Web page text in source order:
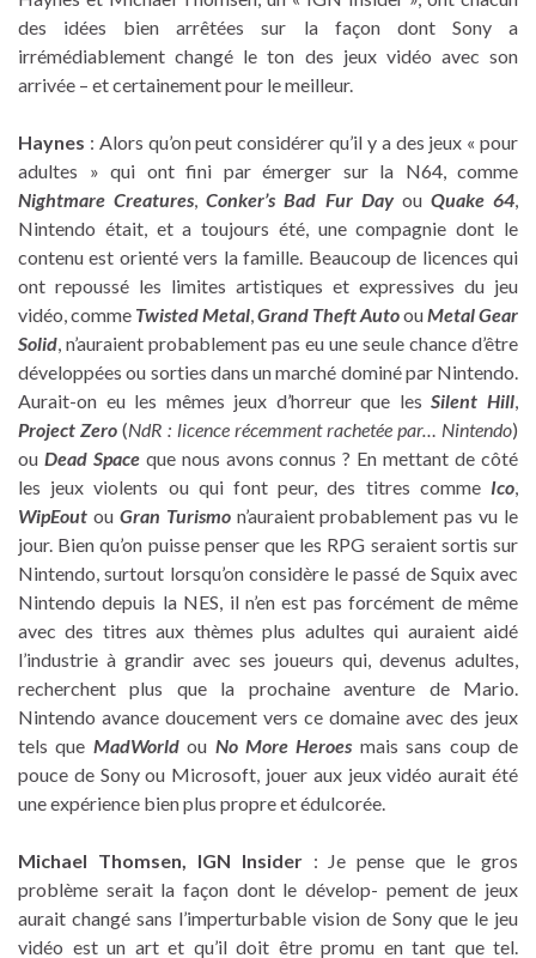
des idées bien arrêtées sur la façon dont Sony a
irrémédiablement changé le ton des jeux vidéo avec son
arrivée – et certainement pour le meilleur.
Haynes : Alors qu’on peut considérer qu’il y a des jeux « pour
adultes » qui ont fini par émerger sur la N64, comme
Nightmare Creatures,Conker’s Bad Fur Dayou Quake 64,
Nintendo était, et a toujours été, une compagnie dont le
contenu est orienté vers la famille. Beaucoup de licences qui
ont repoussé les limites artistiques et expressives du jeu
vidéo, comme Twisted Metal,Grand Theft AutoouMetal Gear
Solid, n’auraient probablement pas eu une seule chance d’être
développées ou sorties dans un marché dominé par Nintendo.
Aurait-on eu les mêmes jeux d’horreur que lesSilent Hill,
Project Zero (NdR : licence récemment rachetée par… Nintendo)
ou Dead Spaceque nous avons connus ? En mettant de côté
les jeux violents ou qui font peur, des titres comme Ico,
WipEout ou Gran Turismon’auraient probablement pas vu le
jour. Bien qu’on puisse penser que les RPG seraient sortis sur
Nintendo, surtout lorsqu’on considère le passé de Squix avec
Nintendo depuis la NES, il n’en est pas forcément de même
avec des titres aux thèmes plus adultes qui auraient aidé
l’industrie à grandir avec ses joueurs qui, devenus adultes,
recherchent plus que la prochaine aventure de Mario.
Nintendo avance doucement vers ce domaine avec des jeux
tels que MadWorldou No More Heroes mais sans coup de
pouce de Sony ou Microsoft, jouer aux jeux vidéo aurait été
une expérience bien plus propre et édulcorée.
Michael Thomsen, IGN Insider : Je pense que le gros
problème serait la façon dont le dévelop- pement de jeux
aurait changé sans l’imperturbable vision de Sony que le jeu
vidéo est un art et qu’il doit être promu en tant que tel.